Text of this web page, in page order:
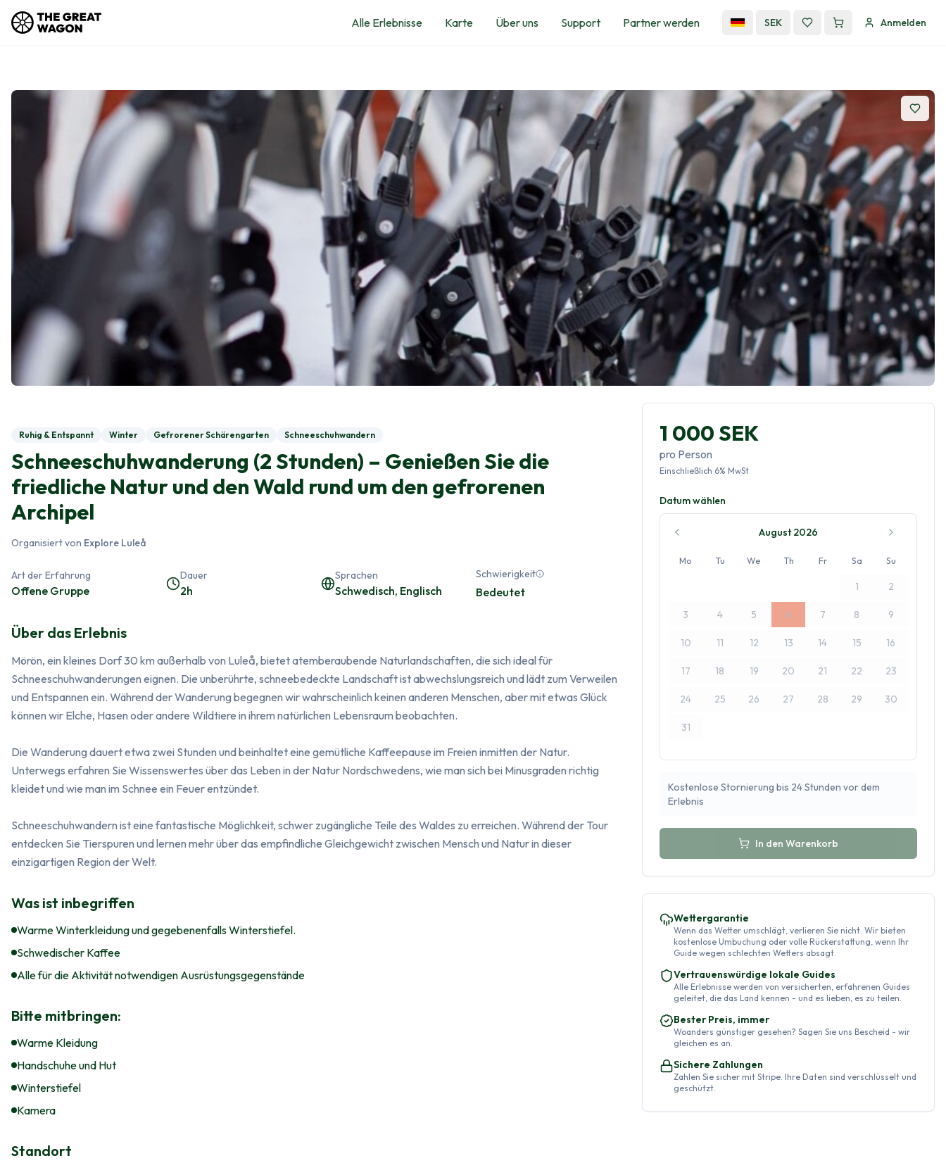
Alle Erlebnisse Karte Über uns Support Partner werden SEK Anmelden
Ruhig & Entspannt Winter Gefrorener Schärengarten Schneeschuhwandern
Schneeschuhwanderung (2 Stunden) – Genießen Sie die
friedliche Natur und den Wald rund um den gefrorenen
Archipel
Organisiert von Explore Luleå
Art der Erfahrung
Offene Gruppe
Dauer
2h
Sprachen
Schwedisch, Englisch
Schwierigkeit
Bedeutet
Über das Erlebnis
Mörön, ein kleines Dorf 30 km außerhalb von Luleå, bietet atemberaubende Naturlandschaften, die sich ideal für
Schneeschuhwanderungen eignen. Die unberührte, schneebedeckte Landschaft ist abwechslungsreich und lädt zum Verweilen
und Entspannen ein. Während der Wanderung begegnen wir wahrscheinlich keinen anderen Menschen, aber mit etwas Glück
können wir Elche, Hasen oder andere Wildtiere in ihrem natürlichen Lebensraum beobachten.
Die Wanderung dauert etwa zwei Stunden und beinhaltet eine gemütliche Kaffeepause im Freien inmitten der Natur.
Unterwegs erfahren Sie Wissenswertes über das Leben in der Natur Nordschwedens, wie man sich bei Minusgraden richtig
kleidet und wie man im Schnee ein Feuer entzündet.
Schneeschuhwandern ist eine fantastische Möglichkeit, schwer zugängliche Teile des Waldes zu erreichen. Während der Tour
entdecken Sie Tierspuren und lernen mehr über das empfindliche Gleichgewicht zwischen Mensch und Natur in dieser
einzigartigen Region der Welt.
Was ist inbegriffen
Warme Winterkleidung und gegebenenfalls Winterstiefel.
Schwedischer Kaffee
Alle für die Aktivität notwendigen Ausrüstungsgegenstände
Bitte mitbringen:
Warme Kleidung
Handschuhe und Hut
Winterstiefel
Kamera
Standort
1 000 SEK
pro Person
Einschließlich 6% MwSt
Datum wählen
August 2026
Mo Tu We Th Fr Sa Su
1 2
3 4 5 6 7 8 9
10 11 12 13 14 15 16
17 18 19 20 21 22 23
24 25 26 27 28 29 30
31
Kostenlose Stornierung bis 24 Stunden vor dem
Erlebnis
In den Warenkorb
Wettergarantie
Wenn das Wetter umschlägt, verlieren Sie nicht. Wir bieten
kostenlose Umbuchung oder volle Rückerstattung, wenn Ihr
Guide wegen schlechten Wetters absagt.
Vertrauenswürdige lokale Guides
Alle Erlebnisse werden von versicherten, erfahrenen Guides
geleitet, die das Land kennen - und es lieben, es zu teilen.
Bester Preis, immer
Woanders günstiger gesehen? Sagen Sie uns Bescheid - wir
gleichen es an.
Sichere Zahlungen
Zahlen Sie sicher mit Stripe. Ihre Daten sind verschlüsselt und
geschützt.